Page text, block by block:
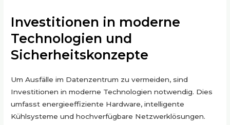
Investitionen in moderne
Technologien und
Sicherheitskonzepte
Um Ausfälle im Datenzentrum zu vermeiden, sind
Investitionen in moderne Technologien notwendig. Dies
umfasst energieeffiziente Hardware, intelligente
Kühlsysteme und hochverfügbare Netzwerklösungen.